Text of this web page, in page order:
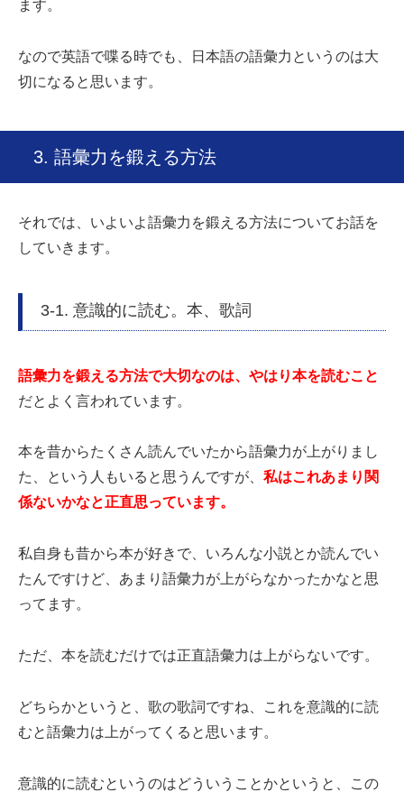
ます。
なので英語で喋る時でも、日本語の語彙力というのは大
切になると思います。
3. 語彙力を鍛える方法
それでは、いよいよ語彙力を鍛える方法についてお話を
していきます。
3-1. 意識的に読む。本、歌詞
語彙力を鍛える方法で大切なのは、やはり本を読むこと
だとよく言われています。
本を昔からたくさん読んでいたから語彙力が上がりまし
た、という人もいると思うんですが、 私はこれあまり関
係ないかなと正直思っています。
私自身も昔から本が好きで、いろんな小説とか読んでい
たんですけど、あまり語彙力が上がらなかったかなと思
ってます。
ただ、本を読むだけでは正直語彙力は上がらないです。
どちらかというと、歌の歌詞ですね、これを意識的に読
むと語彙力は上がってくると思います。
意識的に読むというのはどういうことかというと、この